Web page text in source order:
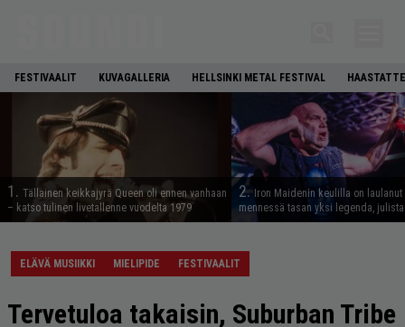
FESTIVAALIT KUVAGALLERIA HELLSINKI METAL FESTIVAL
1. Tällainen keikkajyrä Queen oli ennen vanhaan
– katso tulinen livetallenne vuodelta 1979
2. Iron Maidenin keulilla on laulanut
mennessä tasan yksi legenda,
ELÄVÄ MUSIIKKI MIELIPIDE FESTIVAALIT
Tervetuloa takaisin, Suburban Tribe